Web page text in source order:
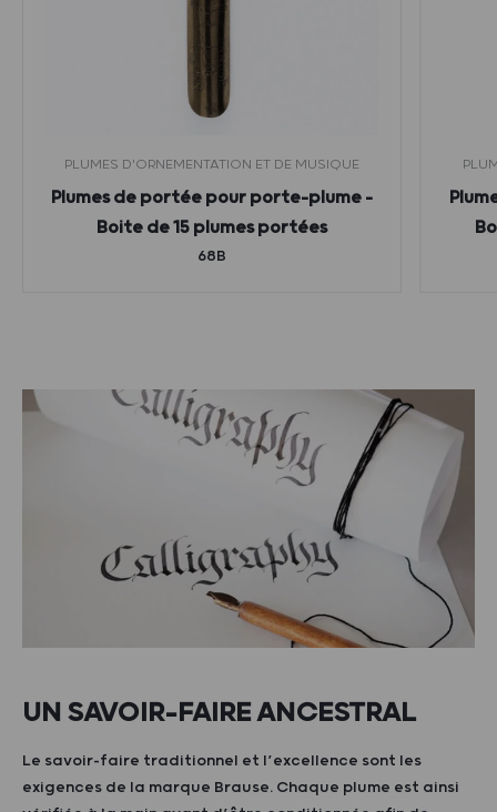
PLUMES D'ORNEMENTATION ET DE MUSIQUE
Plumes de portée pour porte-plume –
Boite de 15 plumes portées
68B
UN SAVOIR-FAIRE ANCESTRAL
Le savoir-faire traditionnel et l’excellence sont les
exigences de la marque Brause. Chaque plume est ainsi